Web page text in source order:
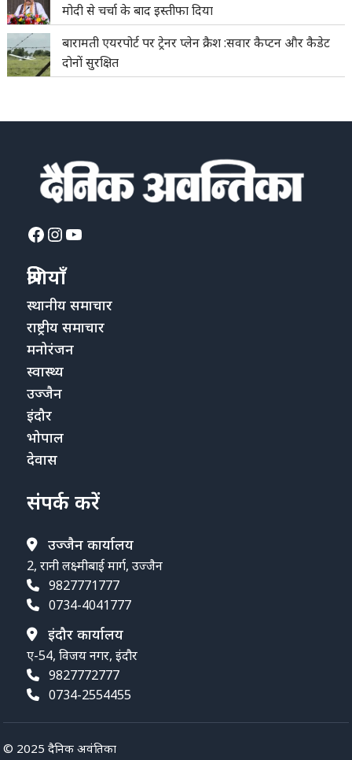
मोदी से चर्चा के बाद इस्तीफा दिया
बारामती एयरपोर्ट पर ट्रेनर प्लेन क्रैश :सवार कैप्टन और कैडेट
दोनों सुरक्षित
Facebook
Instagram
YouTube
श्रेणियाँ
स्थानीय समाचार
राष्ट्रीय समाचार
मनोरंजन
स्वास्थ्य
उज्जैन
इंदौर
भोपाल
देवास
संपर्क करें
उज्जैन कार्यालय
2, रानी लक्ष्मीबाई मार्ग, उज्जैन
9827771777
0734-4041777
इंदौर कार्यालय
ए-54, विजय नगर, इंदौर
9827772777
0734-2554455
© 2025 दैनिक अवंतिका